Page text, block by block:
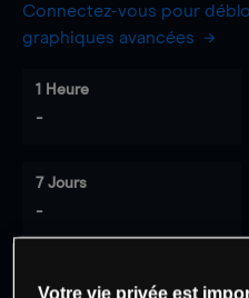
Connectez-vous pour
graphiques avancées
1 Heure
-
7 Jours
-
Votre vie privée est